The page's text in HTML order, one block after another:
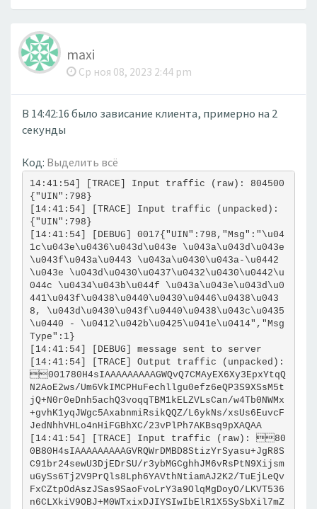
maxi
Ср ноя 08, 2023 2:44 pm
В 14:42:16 было зависание клиента, примерно на 2
секунды
Код: Выделить всё
14:41:54] [TRACE] Input traffic (raw): 804500
{"UIN":798}
[14:41:54] [TRACE] Input traffic (unpacked):
{"UIN":798}
[14:41:54] [DEBUG] 0017{"UIN":798,"Msg":"\u04
1c\u043e\u0436\u043d\u043e \u043a\u043d\u043e
\u043f\u043a\u0443 \u043a\u0430\u043a-\u0442
\u043e \u043d\u0430\u0437\u0432\u0430\u0442\u
044c \u0434\u043b\u044f \u043a\u043e\u043d\u0
441\u043f\u0438\u0440\u0430\u0446\u0438\u043
8, \u043d\u0430\u043f\u0440\u0438\u043c\u0435
\u0440 - \u0412\u042b\u0425\u041e\u0414","Msg
Type":1}
[14:41:54] [DEBUG] message sent to server
[14:41:54] [TRACE] Output traffic (unpacked):
001780H4sIAAAAAAAAAGWQvQ7CMAyEX6Xy3EpxYtqQ
N2AoE2ws/Um6VkIMCPHuFechllgu0efz6eQP3S9XSsM5t
jQ+N0r0eDnh5achQ3voqqTBM1kELZVLsCan/w4Tb0NWMx
+gvhK1yqJWgc5AxabnmiRsikQQZ/L6ykNs/xsUs6EuvcF
JedNhhVHLo4nHiFGBhXC/23vPlPh7AKBsq9pXAQAA
[14:41:54] [TRACE] Input traffic (raw): 80
0B80H4sIAAAAAAAAAGVRQWrDMBD8StizYrSyasu+JgR8S
C91br24sewU3DjEDrSU/r3ybMGCghhJM6vRsPtN9Xijsm
uGySs6Tj2V9PrQls8Lph6YAVthNtiamAJ2K2/TuEjLeQv
FxCZtpOdAszJSas9SaoFvoLrY3a9OlqMgDoyO/LKVT536
n6CLXkiV9OBJ+M0WTxixDJIYSIwIbElR1X5SySbXil7mZ